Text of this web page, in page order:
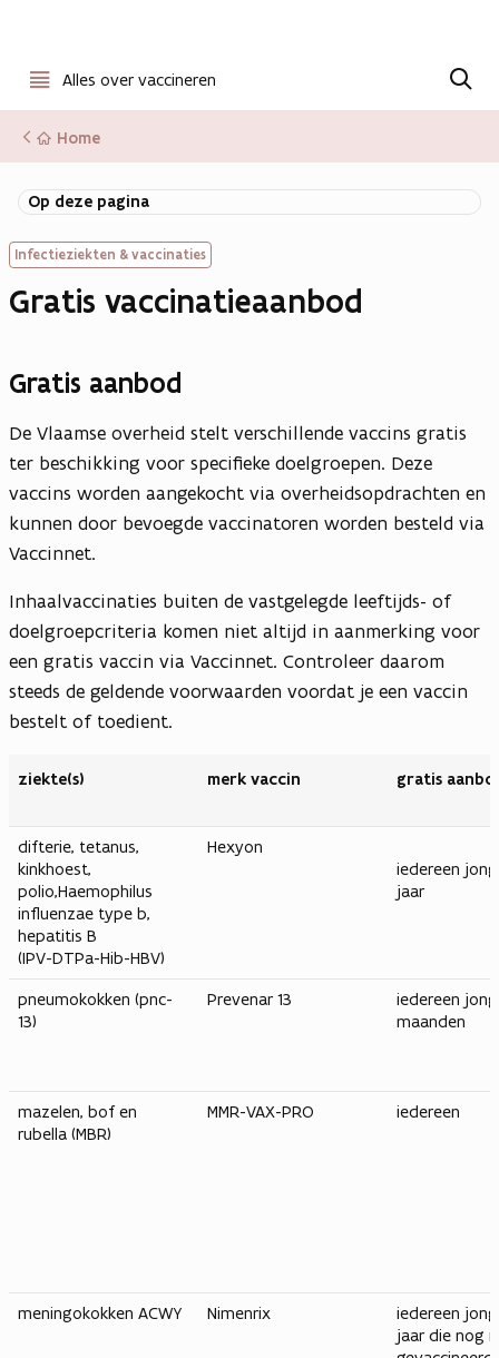
menu
Alles over vaccineren
n
Home
Op deze pagina
Infectieziekten & vaccinaties
Gratis vaccinatieaanbod
Gratis aanbod
De Vlaamse overheid stelt verschillende vaccins gratis
ter beschikking voor specifieke doelgroepen. Deze
vaccins worden aangekocht via overheidsopdrachten en
kunnen door bevoegde vaccinatoren worden besteld via
Vaccinnet.
Inhaalvaccinaties buiten de vastgelegde leeftijds- of
doelgroepcriteria komen niet altijd in aanmerking voor
een gratis vaccin via Vaccinnet. Controleer daarom
steeds de geldende voorwaarden voordat je een vaccin
bestelt of toedient.
ziekte(s) merk vaccin gratis
difterie, tetanus,
kinkhoest,
polio,Haemophilus
influenzae type b,
hepatitis B
(IPV-DTPa-Hib-HBV)
Hexyon
iedereen
jaar
pneumokokken (pnc-
13)
Prevenar 13
iedereen
maanden
mazelen, bof en
rubella (MBR)
MMR-VAX-PRO iedereen
meningokokken ACWY Nimenrix
iedereen
jaar die nog